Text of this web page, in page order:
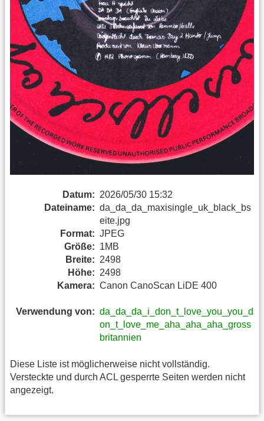
Datum: 2026/05/30 15:32
Dateiname: da_da_da_maxisingle_uk_black_bs
eite.jpg
Format: JPEG
Größe: 1MB
Breite: 2498
Höhe: 2498
Kamera: Canon CanoScan LiDE 400
Verwendung von: da_da_da_i_don_t_love_you_you_d
on_t_love_me_aha_aha_aha_gross
britannien
Diese Liste ist möglicherweise nicht vollständig.
Versteckte und durch ACL gesperrte Seiten werden nicht
angezeigt.